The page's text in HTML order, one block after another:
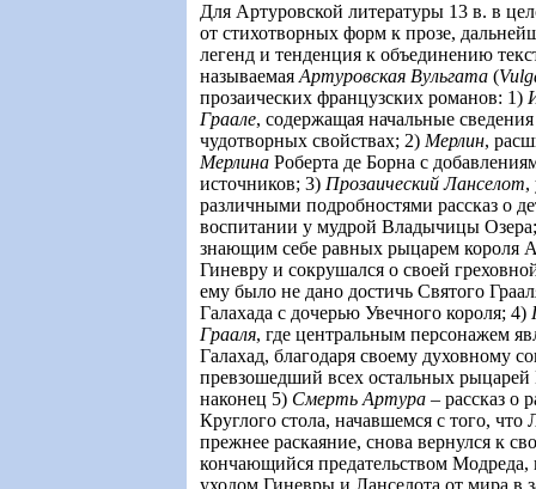
Для Артуровской литературы 13 в. в
от стихотворных форм к прозе,
легенд и тенденция к объединению
называемая Артуровская Вульгата (
прозаических французских романов: 1)
Граале, cодержащая начальные сведения
чудотворных свойствах; 2) Мерлин,
Мерлина Роберта де Борна с
источников; 3) Прозаический Ланселот,
различными подробностями рассказ о
воспитании у мудрой Владычицы
знающим себе равных рыцарем короля
Гиневру и сокрушался о своей
ему было не дано достичь Святого
Галахада с дочерью Увечного короля; 4)
Грааля, где центральным персонажем
Галахад, благодаря своему духовному
превзошедший всех остальных рыцарей
наконец 5) Смерть Артура – рассказ о
Круглого стола, начавшемся с того, что
прежнее раскаяние, снова вернулся к
кончающийся предательством
уходом Гиневры и Ланселота от мира в